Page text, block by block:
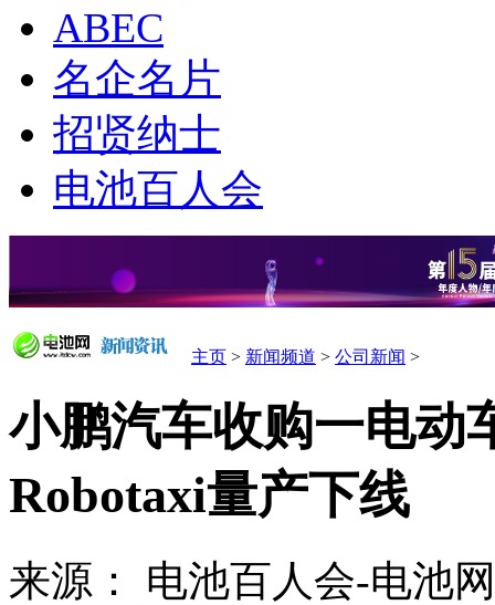
ABEC
名企名片
招贤纳士
电池百人会
主页 > 新闻频道 > 公司新闻 >
小鹏汽车收购一电动
Robotaxi量产下线
来源： 电池百人会-电池